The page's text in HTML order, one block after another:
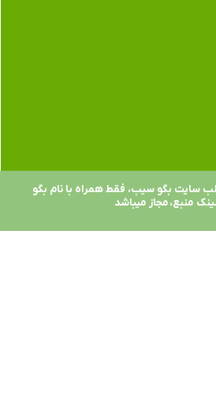
سایت بگو سیب، فقط همراه با نام بگو
منبع، مجاز میباشد